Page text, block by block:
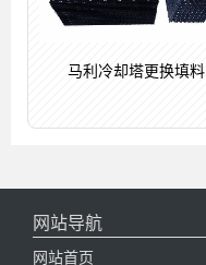
马利冷却塔更换填料
网站导航
网站首页